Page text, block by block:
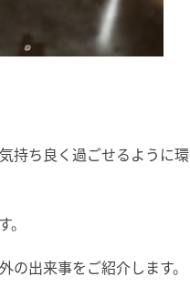
持ち良く過ごせるように環
出来事をご紹介します。